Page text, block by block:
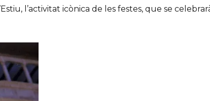
l’activitat icònica de les festes, que se